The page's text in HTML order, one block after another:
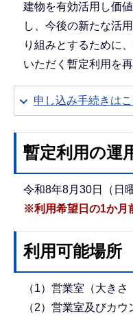
建物を有効活用し価
し、今後の新たな活
り組みとするために
いただく暫定利用を再
申し込み手続きは
暫定利用の運
令和8年8月30日（日
※利用希望日の1か月
利用可能場所
（1）営業室（大き
（2）営業室及びカ